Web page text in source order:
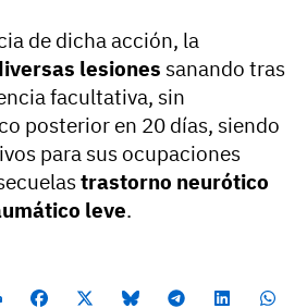
de dicha acción, la
lesiones sanando tras
facultativa, sin
posterior en 20 días, siendo
para sus ocupaciones
trastorno neurótico
leve.